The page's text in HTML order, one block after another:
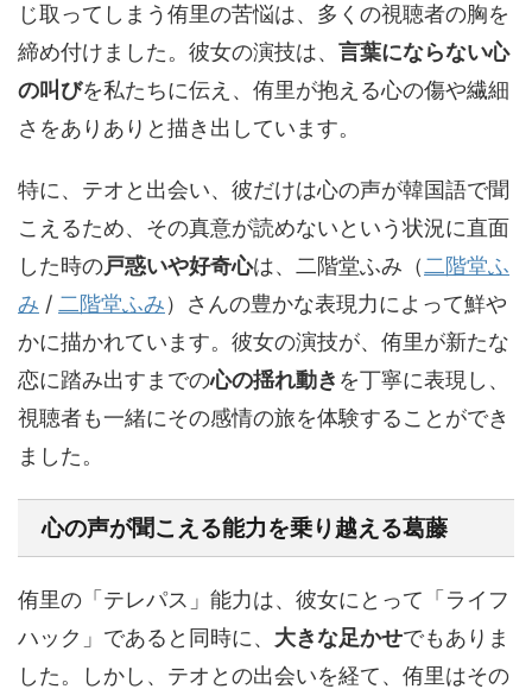
じ取ってしまう侑里の苦悩は、多くの視聴者の胸を
締め付けました。彼女の演技は、 言葉にならない心
の叫びを私たちに伝え、侑里が抱える心の傷や繊細
さをありありと描き出しています。
特に、テオと出会い、彼だけは心の声が韓国語で聞
こえるため、その真意が読めないという状況に直面
した時の戸惑いや好奇心は、 二階堂ふみ（ 二階堂ふ
み / 二階堂ふみ） さんの豊かな表現力によって鮮や
かに描かれています。彼女の演技が、侑里が新たな
恋に踏み出すまでの心の揺れ動き を丁寧に表現し、
視聴者も一緒にその感情の旅を体験することができ
ました。
心の声が聞こえる能力を乗り越える葛藤
侑里の「テレパス」能力は、彼女にとって「ライフ
ハック」であると同時に、 大きな足かせでもありま
した。しかし、テオとの出会いを経て、侑里はその